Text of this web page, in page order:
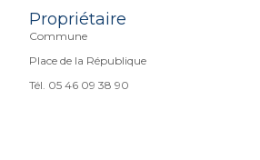
Propriétaire
Commune
Place de la République
Tél. 05 46 09 38 90